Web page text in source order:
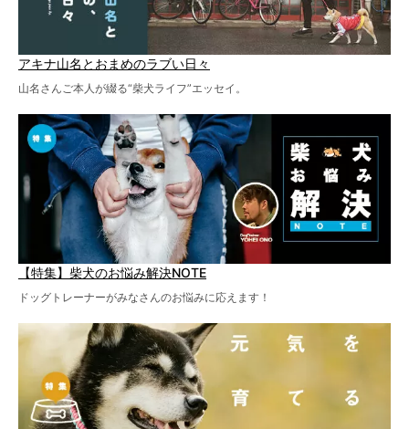
アキナ山名とおまめのラブい日々
山名さんご本人が綴る“柴犬ライフ”エッセイ。
【特集】柴犬のお悩み解決NOTE
ドッグトレーナーがみなさんのお悩みに応えます！